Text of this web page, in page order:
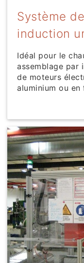
Système
induction
Idéal pour le
assemblage par
de moteurs
aluminium ou en